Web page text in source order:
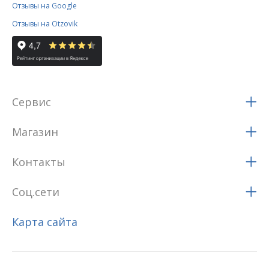
Отзывы на Google
Отзывы на Otzovik
Сервис
Магазин
Контакты
Соц.сети
Карта сайта